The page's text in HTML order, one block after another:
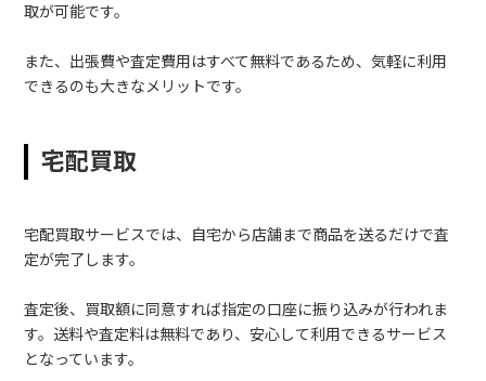
取が可能です。
また、出張費や査定費用はすべて無料であるため、気軽に利用
できるのも大きなメリットです。
宅配買取
宅配買取サービスでは、自宅から店舗まで商品を送るだけで査
定が完了します。
査定後、買取額に同意すれば指定の口座に振り込みが行われま
す。送料や査定料は無料であり、安心して利用できるサービス
となっています。